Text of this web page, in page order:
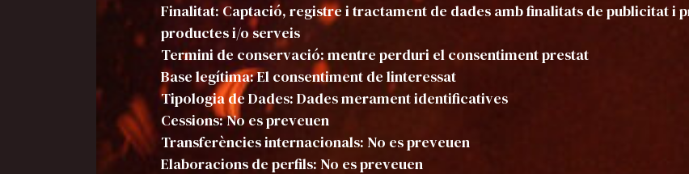
Finalitat: Captació, registre i tractament de dades amb finalitats de publicitat i
productes i/o serveis
Termini de conservació: mentre perduri el consentiment prestat
Base legítima: El consentiment de linteressat
Tipologia de Dades: Dades merament identificatives
Cessions: No es preveuen
Transferències internacionals: No es preveuen
Elaboracions de perfils: No es preveuen